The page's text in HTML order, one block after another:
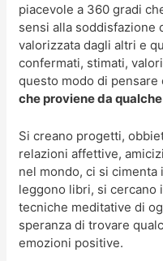
piacevole a 360 gradi
sensi alla soddisfazione
valorizzata dagli altri e
confermati, stimati,
questo modo di pensare
che proviene da
Si creano progetti,
relazioni affettive,
nel mondo, ci si
leggono libri, si cercano
tecniche meditative di
speranza di trovare
emozioni positive.